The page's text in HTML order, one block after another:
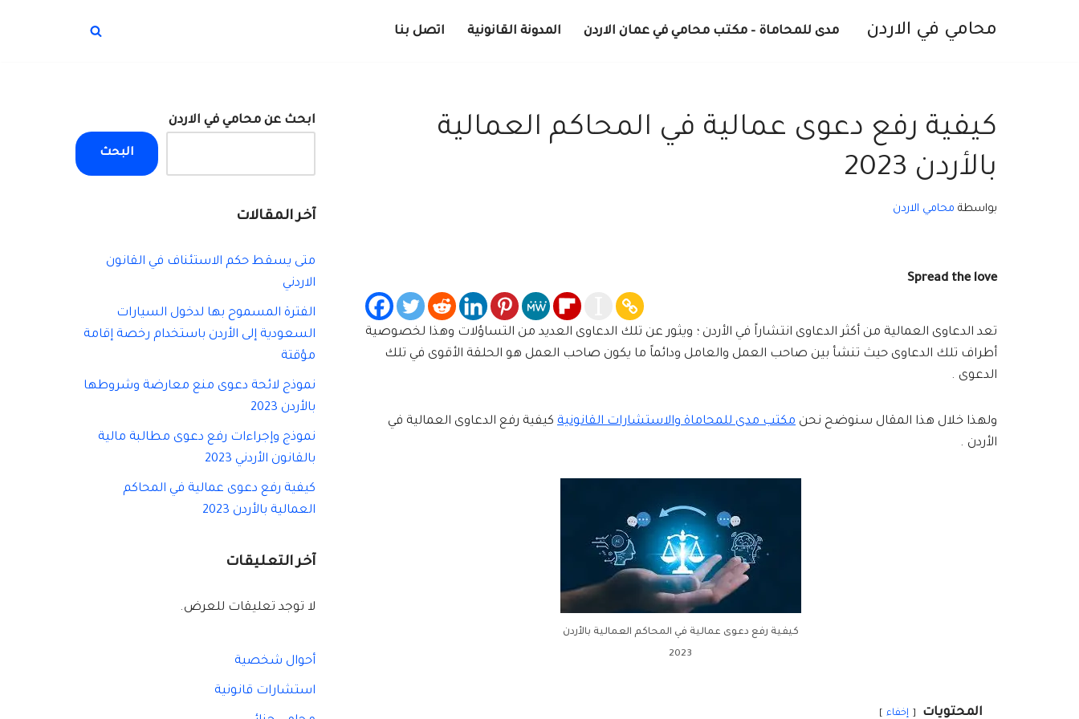
محامي في الاردن مدى للمحاماة – مكتب محامي في عمان الاردن المدونة القانونية اتصل بنا
كيفية رفع دعوى عمالية في المحاكم العمالية
بالأردن 2023
بواسطة محامي الاردن
Spread the love
تعد الدعاوى العمالية من أكثر الدعاوى انتشاراً في الأردن ؛ ويثور عن تلك الدعاوى العديد من التساؤلات وهذا لخصوصية
أطراف تلك الدعاوى حيث تنشأ بين صاحب العمل والعامل ودائماً ما يكون صاحب العمل هو الحلقة الأقوى في تلك
الدعوى .
ولهذا خلال هذا المقال سنوضح نحن مكتب مدى للمحاماة والاستشارات القانونية كيفية رفع الدعاوى العمالية في
الأردن .
كيفية رفع دعوى عمالية في المحاكم العمالية بالأردن
2023
المحتويات إخفاء
ابحث عن محامي في الاردن
البحث
آخر المقالات
متى يسقط حكم الاستئناف في القانون
الاردني
الفترة المسموح بها لدخول السيارات
السعودية إلى الأردن باستخدام رخصة إقامة
مؤقتة
نموذج لائحة دعوى منع معارضة وشروطها
بالأردن 2023
نموذج وإجراءات رفع دعوى مطالبة مالية
بالقانون الأردني 2023
كيفية رفع دعوى عمالية في المحاكم
العمالية بالأردن 2023
آخر التعليقات
لا توجد تعليقات للعرض.
أحوال شخصية
استشارات قانونية